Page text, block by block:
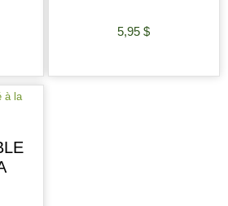
5,95$